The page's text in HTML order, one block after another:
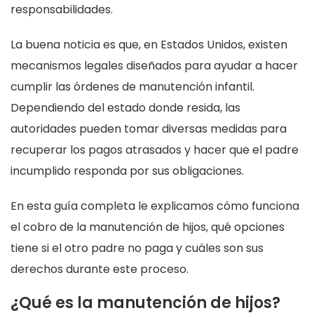
responsabilidades.
La buena noticia es que, en Estados Unidos, existen
mecanismos legales diseñados para ayudar a hacer
cumplir las órdenes de manutención infantil.
Dependiendo del estado donde resida, las
autoridades pueden tomar diversas medidas para
recuperar los pagos atrasados y hacer que el padre
incumplido responda por sus obligaciones.
En esta guía completa le explicamos cómo funciona
el cobro de la manutención de hijos, qué opciones
tiene si el otro padre no paga y cuáles son sus
derechos durante este proceso.
¿Qué es la manutención de hijos?